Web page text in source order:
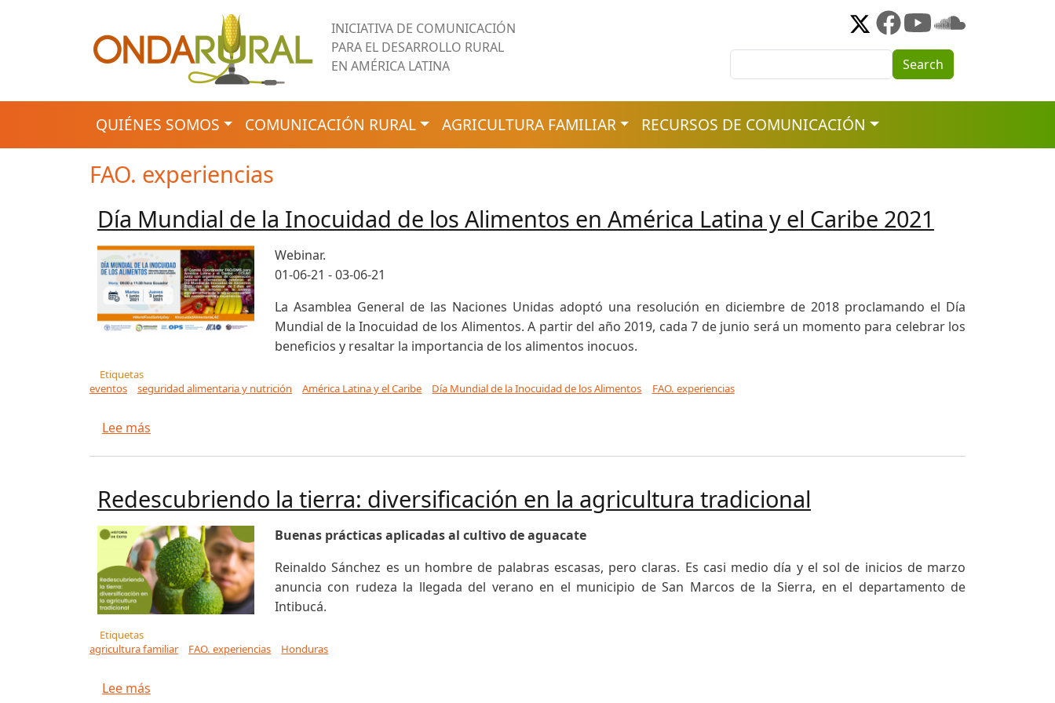
INICIATIVA DE COMUNICACIÓN
PARA EL DESARROLLO RURAL
EN AMÉRICA LATINA
Search
NAVEGACIÓN PRINCIPAL
QUIÉNES SOMOS COMUNICACIÓN RURAL AGRICULTURA FAMILIAR RECURSOS DE COMUNICACIÓN
FAO. experiencias
Día Mundial de la Inocuidad de los Alimentos en América Latina y el Caribe 2021
Webinar.
01-06-21 - 03-06-21
La Asamblea General de las Naciones Unidas adoptó una resolución en diciembre de 2018 proclamando el Día
Mundial de la Inocuidad de los Alimentos. A partir del año 2019, cada 7 de junio será un momento para celebrar los
beneficios y resaltar la importancia de los alimentos inocuos.
Etiquetas
eventos
seguridad alimentaria y nutrición América Latina y el Caribe Día Mundial de la Inocuidad de los Alimentos FAO. experiencias
Lee más
Redescubriendo la tierra: diversificación en la agricultura tradicional
Buenas prácticas aplicadas al cultivo de aguacate
Reinaldo Sánchez es un hombre de palabras escasas, pero claras. Es casi medio día y el sol de inicios de marzo
anuncia con rudeza la llegada del verano en el municipio de San Marcos de la Sierra, en el departamento de
Intibucá.
Etiquetas
agricultura familiar
FAO. experiencias Honduras
Lee más